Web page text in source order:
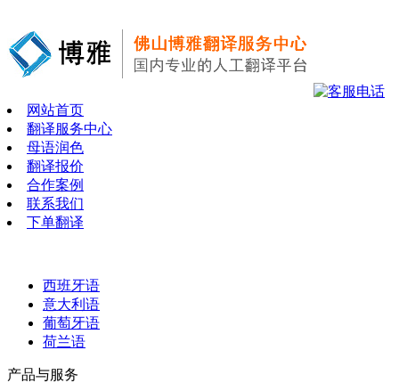
网站首页
翻译服务中心
母语润色
翻译报价
合作案例
联系我们
下单翻译
西班牙语
意大利语
葡萄牙语
荷兰语
产品与服务